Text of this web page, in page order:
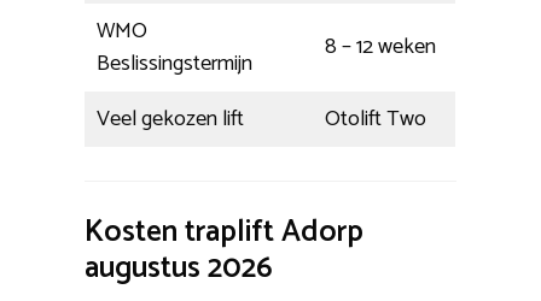
WMO
Beslissingstermijn
8 – 12 weken
Veel gekozen lift
Otolift Two
Kosten traplift Adorp
augustus 2026